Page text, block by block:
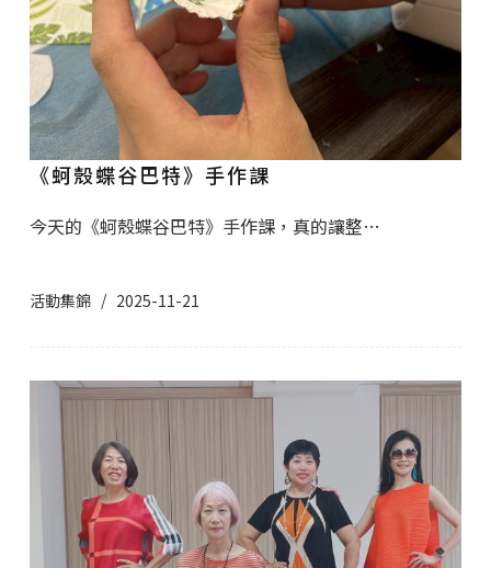
《蚵殼蝶谷巴特》手作課
今天的《蚵殼蝶谷巴特》手作課，真的讓整…
活動集錦 2025-11-21